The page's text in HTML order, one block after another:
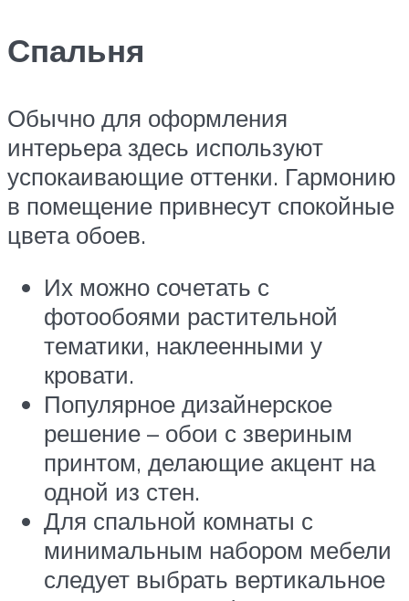
Спальня
Обычно для оформления
интерьера здесь используют
успокаивающие оттенки. Гармонию
в помещение привнесут спокойные
цвета обоев.
Их можно сочетать с
фотообоями растительной
тематики, наклеенными у
кровати.
Популярное дизайнерское
решение – обои с звериным
принтом, делающие акцент на
одной из стен.
Для спальной комнаты с
минимальным набором мебели
следует выбрать вертикальное